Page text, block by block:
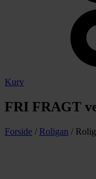
Kurv
FRI FRAGT
Forside / Roligan /